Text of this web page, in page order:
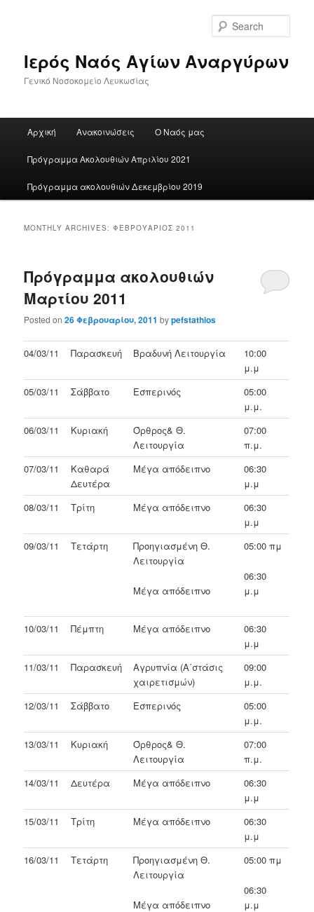
Ιερός Ναός Αγίων Αναργύρων
Γενικό Νοσοκομείο Λευκωσίας
Αρχική Ανακοινώσεις Ο Ναός μας
Πρόγραμμα Ακολουθιών Απριλίου 2021
Πρόγραμμα ακολουθιών Δεκεμβρίου 2019
MONTHLY ARCHIVES:ΦΕΒΡΟΥΆΡΙΟΣ 2011
Πρόγραμμα ακολουθιών
Μαρτίου 2011
Posted on26 Φεβρουαρίου, 2011 bypefstathios
04/03/11 Παρασκευή Βραδυνή Λειτουργία
10:00
μ.μ
05/03/11
Σάββατο Εσπερινός
05:00
μ.μ.
06/03/11
Κυριακή
Όρθρος& Θ.
Λειτουργία
07:00
π.μ.
07/03/11
Καθαρά
Δευτέρα
Μέγα απόδειπνο
06:30
μ.μ
08/03/11
Τρίτη Μέγα απόδειπνο
06:30
μ.μ
09/03/11
Τετάρτη
Προηγιασμένη Θ.
Λειτουργία
Μέγα απόδειπνο
05:00 πμ
06:30
μ.μ
10/03/11 Πέμπτη Μέγα απόδειπνο
06:30
μ.μ
11/03/11
Παρασκευή
Αγρυπνία (Α΄στάσις
χαιρετισμών)
09:00
μ.μ.
12/03/11
Σάββατο Εσπερινός
05:00
μ.μ.
13/03/11
Κυριακή
Όρθρος& Θ.
Λειτουργία
07:00
π.μ.
14/03/11
Δευτέρα Μέγα απόδειπνο
06:30
μ.μ
15/03/11
Τρίτη Μέγα απόδειπνο
06:30
μ.μ
16/03/11
Τετάρτη
Προηγιασμένη Θ.
Λειτουργία
Μέγα απόδειπνο
05:00 πμ
06:30
μ.μ